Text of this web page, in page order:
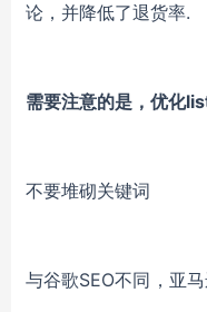
论，并降低了退货率.
需要注意的是，优化
不要堆砌关键词
与谷歌SEO不同，亚